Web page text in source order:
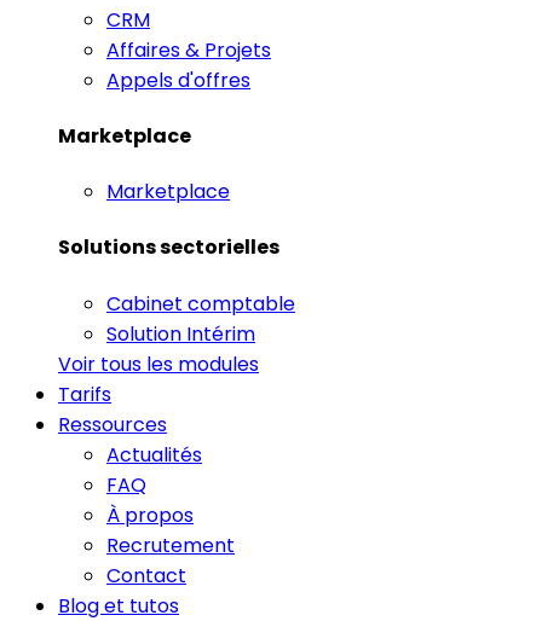
CRM
Affaires & Projets
Appels d'offres
Marketplace
Marketplace
Solutions sectorielles
Cabinet comptable
Solution Intérim
Voir tous les modules
Tarifs
Ressources
Actualités
FAQ
À propos
Recrutement
Contact
Blog et tutos